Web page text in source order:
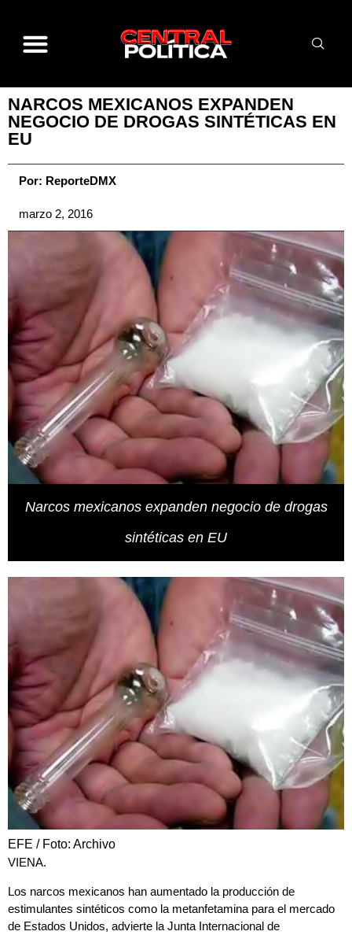
NARCOS MEXICANOS EXPANDEN
NEGOCIO DE DROGAS SINTÉTICAS EN
EU
Por: ReporteDMX
marzo 2, 2016
Narcos mexicanos expanden negocio de drogas
sintéticas en EU
EFE / Foto: Archivo
VIENA.
Los narcos mexicanos han aumentado la producción de
estimulantes sintéticos como la metanfetamina para el mercado
de Estados Unidos, advierte la Junta Internacional de